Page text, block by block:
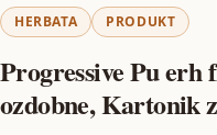
HERBATA PRODUKT
Progressive Pu erh
ozdobne, Kartonik